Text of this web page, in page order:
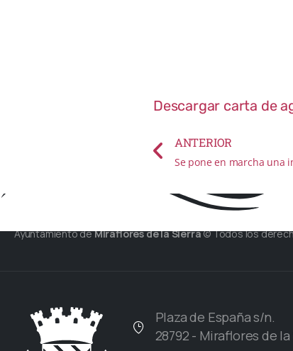
Descargar carta de
ANTERIOR
Ayuntamiento deMiraflores de la Sierra© Todos los
Plaza de España s/n.
28792 - Miraflores de